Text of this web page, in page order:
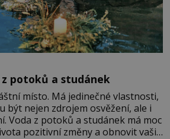
z potoků a studánek
místo. Má jedinečné vlastnosti,
být nejen zdrojem osvěžení, ale i
Voda z potoků a studánek má moc
pozitivní změny a obnovit vaši